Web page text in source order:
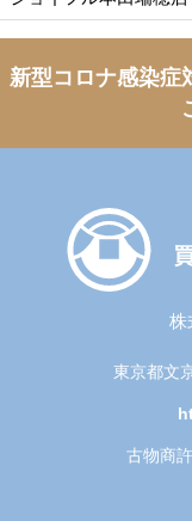
新型コロナ感染症
株
東京都文
古物商